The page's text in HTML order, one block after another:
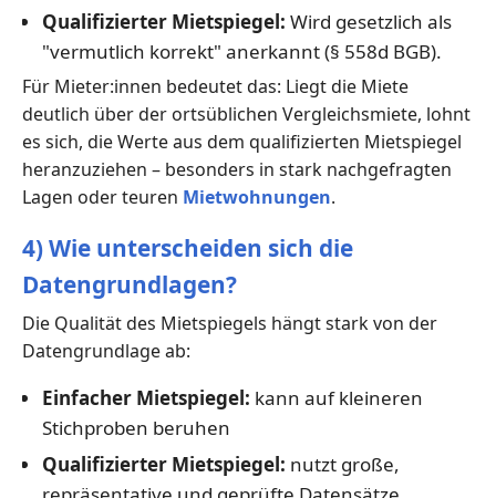
Qualifizierter Mietspiegel: Wird gesetzlich als
"vermutlich korrekt" anerkannt (§ 558d BGB).
Für Mieter:innen bedeutet das: Liegt die Miete
deutlich über der ortsüblichen Vergleichsmiete, lohnt
es sich, die Werte aus dem qualifizierten Mietspiegel
heranzuziehen – besonders in stark nachgefragten
Lagen oder teuren Mietwohnungen.
4) Wie unterscheiden sich die
Datengrundlagen?
Die Qualität des Mietspiegels hängt stark von der
Datengrundlage ab:
Einfacher Mietspiegel: kann auf kleineren
Stichproben beruhen
Qualifizierter Mietspiegel: nutzt große,